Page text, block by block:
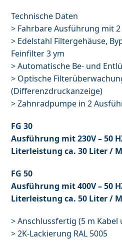
Technische Daten
> Fahrbare Ausführung mit
> Edelstahl Filtergehäuse,
Feinfilter 3 ym
> Automatische Be- und
> Optische
(Differenzdruckanzeige)
> Zahnradpumpe in 2
FG 30
Ausführung mit 230V – 50
Literleistung ca. 30 Liter /
FG 50
Ausführung mit 400V – 50
Literleistung ca. 50 Liter /
> Anschlussfertig (5 m Kabel
> 2K-Lackierung RAL 5005